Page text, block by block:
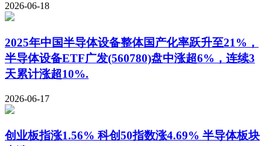
2026-06-18
2025年中国半导体设备整体国产化率跃升至21%，
半导体设备ETF广发(560780)盘中涨超6%，连续3
天累计涨超10%.
2026-06-17
创业板指涨1.56% 科创50指数涨4.69% 半导体板块